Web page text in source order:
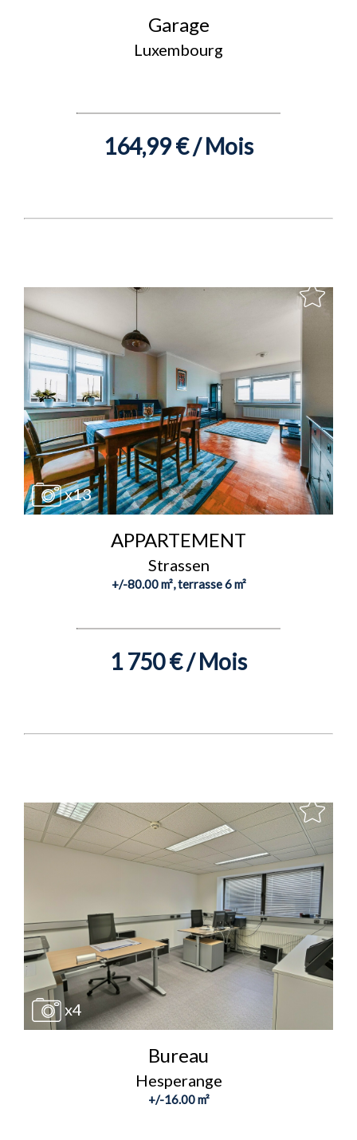
Garage
Luxembourg
164,99 € / Mois
x13
APPARTEMENT
Strassen
+/-80.00 m², terrasse 6 m²
1 750 € / Mois
x4
Bureau
Hesperange
+/-16.00 m²